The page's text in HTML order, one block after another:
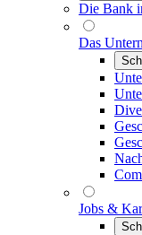
Die Bank
Das
Jobs &